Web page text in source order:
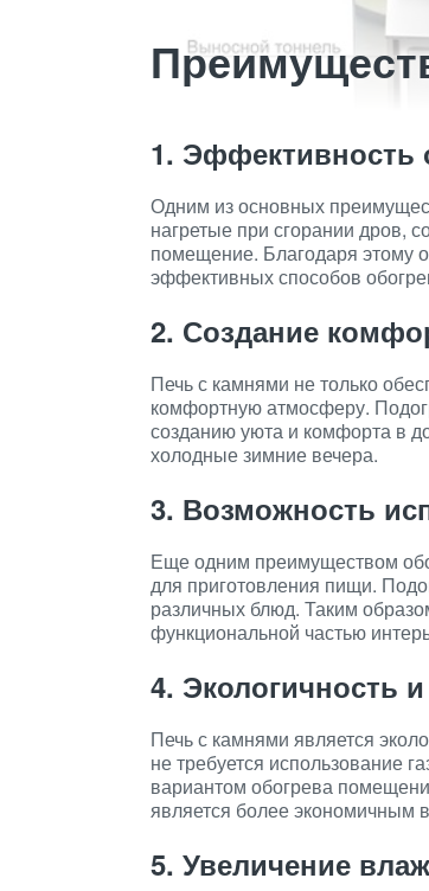
1. Эффективность
Одним из основных
нагретые при сгорании дров,
помещение. Благодаря этому
эффективных способов
2. Создание
Печь с камнями не только
комфортную атмосферу.
созданию уюта и комфорта в
холодные зимние вечера.
3. Возможность
Еще одним преимуществом
для приготовления пищи.
различных блюд. Таким
функциональной частью
4. Экологичность
Печь с камнями является
не требуется использование
вариантом обогрева
является более экономичным
5. Увеличение